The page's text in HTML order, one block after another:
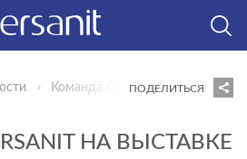
Команда Cersanit на выставке
ПОДЕЛИТЬСЯ
НА ВЫСТАВКЕ